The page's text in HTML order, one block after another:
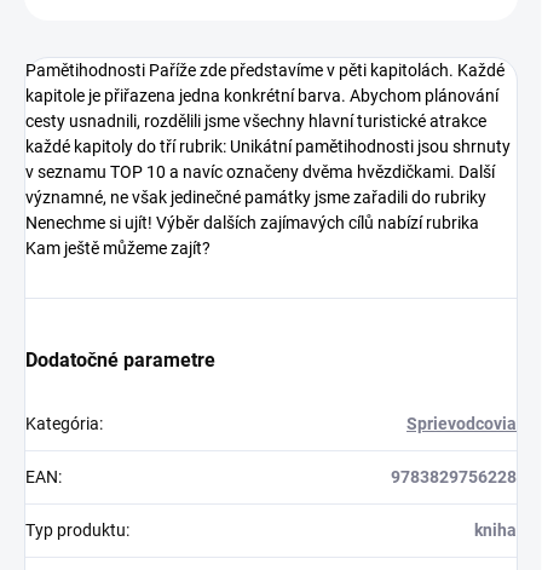
Pamětihodnosti Paříže zde představíme v pěti kapitolách. Každé
kapitole je přiřazena jedna konkrétní barva. Abychom plánování
cesty usnadnili, rozdělili jsme všechny hlavní turistické atrakce
každé kapitoly do tří rubrik: Unikátní pamětihodnosti jsou shrnuty
v seznamu TOP 10 a navíc označeny dvěma hvězdičkami. Další
významné, ne však jedinečné památky jsme zařadili do rubriky
Nenechme si ujít! Výběr dalších zajímavých cílů nabízí rubrika
Kam ještě můžeme zajít?
Dodatočné parametre
Kategória: Sprievodcovia
EAN: 9783829756228
Typ produktu: kniha